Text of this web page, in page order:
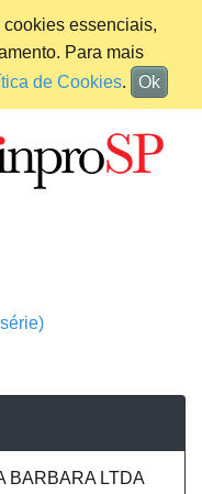
essenciais,
Para mais
de Cookies. Ok
BARBARA LTDA